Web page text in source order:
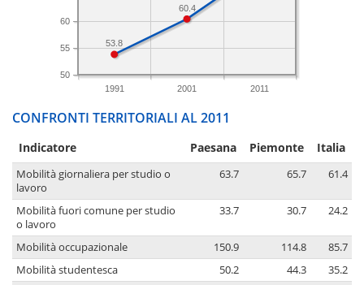
1991 2001 2011
50
55
60
60.4
53.8
CONFRONTI TERRITORIALI AL 2011
Indicatore Paesana Piemonte Italia
Mobilità giornaliera per studio o
lavoro
63.7 65.7 61.4
Mobilità fuori comune per studio
o lavoro
33.7 30.7 24.2
Mobilità occupazionale 150.9 114.8
85.7
Mobilità studentesca
50.2 44.3
35.2